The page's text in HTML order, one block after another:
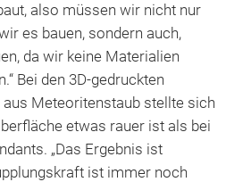
also müssen wir nicht nur
es bauen, sondern auch,
da wir keine Materialien
Bei den 3D-gedruckten
Meteoritenstaub stellte sich
etwas rauer ist als bei
„Das Ergebnis ist
ist immer noch